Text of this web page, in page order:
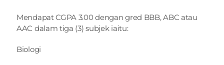
Mendapat CGPA 3.00 dengan gred BBB, ABC atau
AAC dalam tiga (3) subjek iaitu:
Biologi